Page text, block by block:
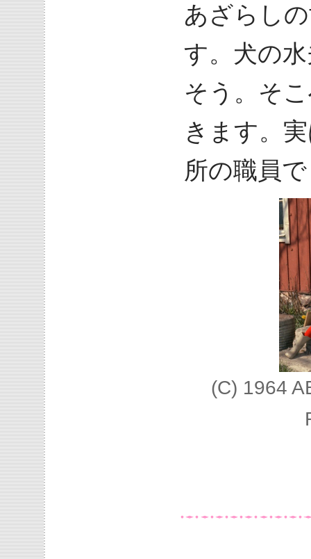
あざらし
す。犬の
そう。そ
きます。
所の職員
(C) 1964